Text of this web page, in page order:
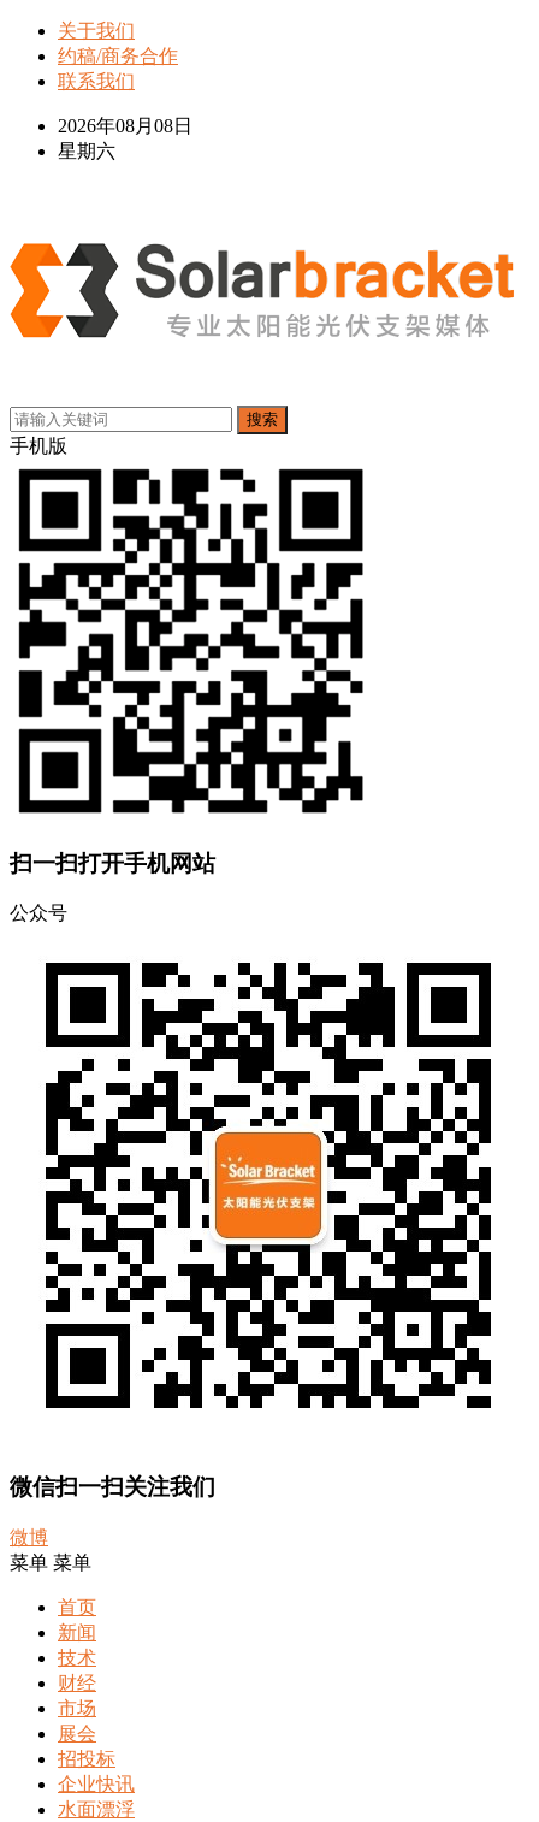
关于我们
约稿/商务合作
联系我们
2026年08月08日
星期六
搜索
手机版
扫一扫打开手机网站
公众号
微信扫一扫关注我们
微博
菜单 菜单
首页
新闻
技术
财经
市场
展会
招投标
企业快讯
水面漂浮